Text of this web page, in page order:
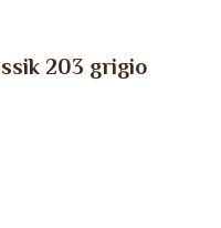
203 grigio